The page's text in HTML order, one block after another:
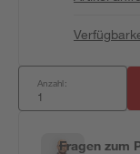
Anzahl:
Fragen zum